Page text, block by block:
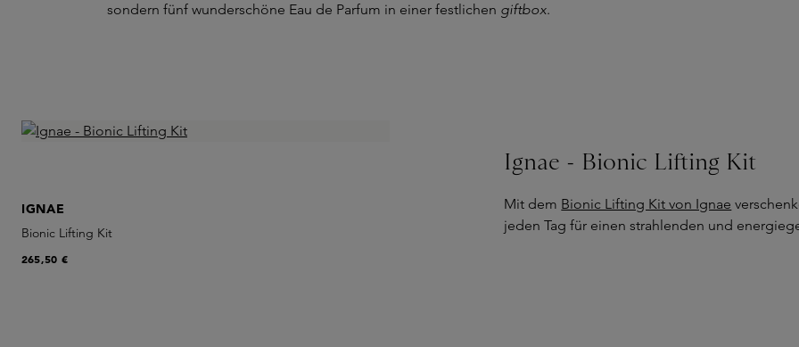
sondern fünf wunderschöne Eau de Parfum in einer festlichen giftbox.
IGNAE
Bionic Lifting Kit
265,50 €
Ignae - Bionic Lifting Kit
Mit dem Bionic Lifting Kit von Ignae
jeden Tag für einen strahlenden und